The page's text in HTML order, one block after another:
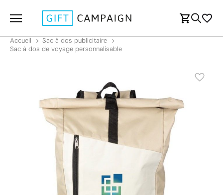
Accueil
Sac à dos publicitaire
Sac à dos de voyage personnalisable